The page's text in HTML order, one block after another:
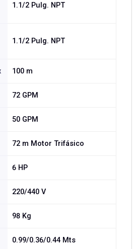
1.1/2 Pulg. NPT
1.1/2 Pulg. NPT
100 m
72 GPM
50 GPM
72 m Motor Trifásico
6 HP
220/440 V
98 Kg
0.99/0.36/0.44 Mts